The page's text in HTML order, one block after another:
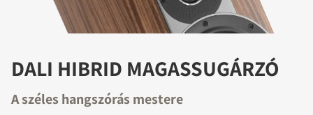
DALI HIBRID MAGASSUGÁRZÓ
A széles hangszórás mestere